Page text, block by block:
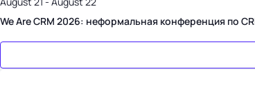
We Are CRM 2026: неформальная конференция по